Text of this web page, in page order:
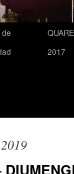
de
2017